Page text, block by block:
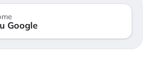
Google
Kospi, mentre gli investitori retail (…)
30 luglio 2026